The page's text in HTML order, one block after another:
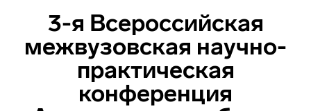
3-я Всероссийская
межвузовская научно-
практическая
конференция